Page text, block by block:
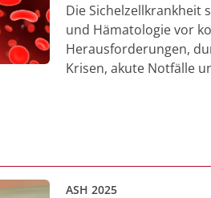
Die Sichelzellkrankheit
und Hämatologie vor
Herausforderungen,
Krisen, akute Notfälle
zugelassene
präzise
Expertise und
ASH 2025